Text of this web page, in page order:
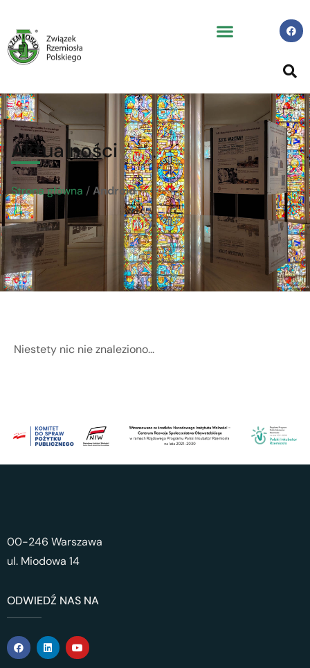
Aktualności
Strona główna /Android
Niestety nic nie znaleziono...
00-246 Warszawa
ul. Miodowa 14
ODWIEDŹ NAS NA